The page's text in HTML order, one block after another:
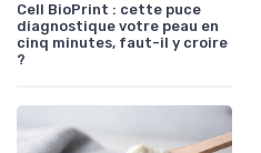
Cell BioPrint : cette puce
diagnostique votre peau en
cinq minutes, faut-il y croire
?